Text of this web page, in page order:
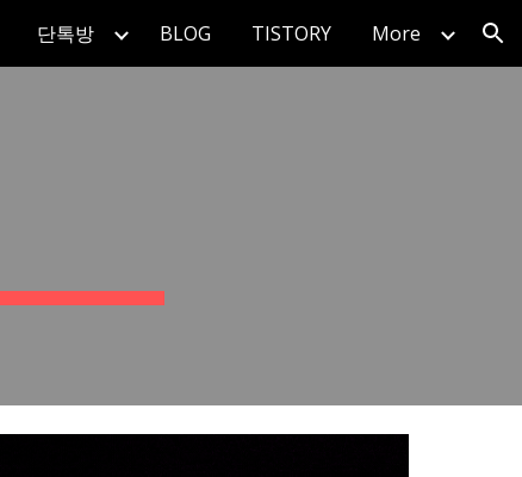
단톡방 BLOG TISTORY More